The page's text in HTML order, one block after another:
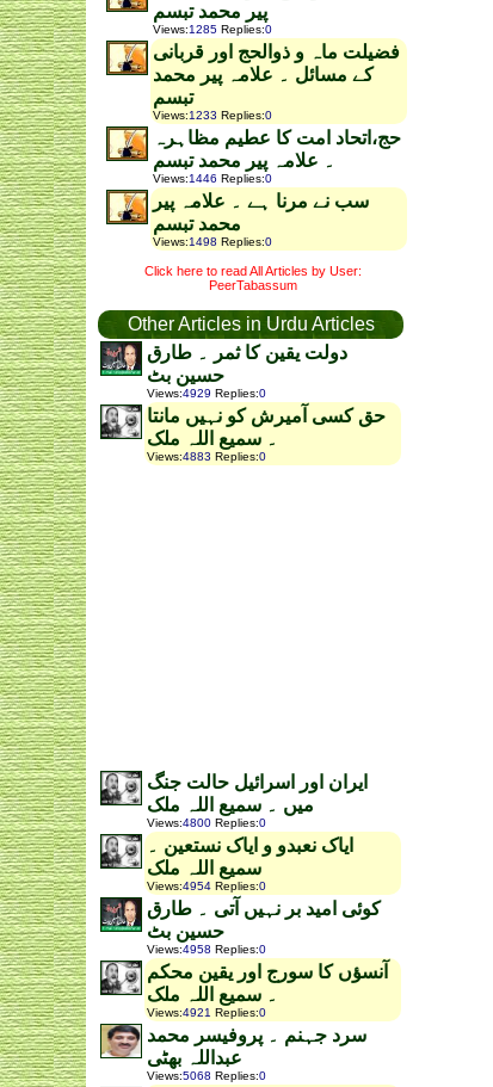
پیر محمد تبسم
Views:1285 Replies:0
فضیلت ماہ و ذوالحج اور قربانی
کے مسائل ۔ علامہ پیر محمد
تبسم
Views:1233 Replies:0
حج،اتحاد امت کا عطیم مظاہرہ
۔ علامہ پیر محمد تبسم
Views:1446 Replies:0
سب نے مرنا ہے ۔ علامہ پیر
محمد تبسم
Views:1498 Replies:0
Click here to read All Articles by User:
PeerTabassum
Other Articles in Urdu Articles
دولت یقین کا ثمر ۔ طارق
حسین بٹ
Views:4929 Replies:0
حق کسی آمیرش کو نہیں مانتا
۔ سمیع اللہ ملک
Views:4883 Replies:0
ایران اور اسرائیل حالت جنگ
میں ۔ سمیع اللہ ملک
Views:4800 Replies:0
ایاک نعبدو و ایاک نستعین ۔
سمیع اللہ ملک
Views:4954 Replies:0
کوئی امید بر نہیں آتی ۔ طارق
حسین بٹ
Views:4958 Replies:0
آنسؤں کا سورج اور یقین محکم
۔ سمیع اللہ ملک
Views:4921 Replies:0
سرد جہنم ۔ پروفیسر محمد
عبداللہ بھٹی
Views:5068 Replies:0